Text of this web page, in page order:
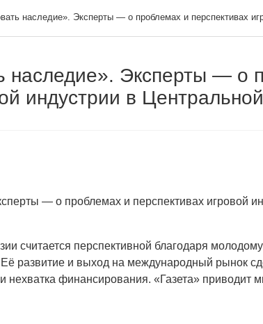
наследие». Эксперты — о проблемах и перспективах
наследие». Эксперты — о
индустрии в
— о проблемах и перспективах игровой
считается перспективной благодаря
Её развитие и выход на международный рынок
нехватка финансирования. «Газета» приводит